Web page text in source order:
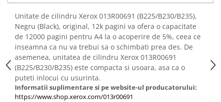
Unitate de cilindru Xerox 013R00691 (B225/B230/B235),
Negru (Black), original, 12k pagini va ofera o capacitate
de 12000 pagini pentru A4 la o acoperire de 5%, ceea ce
inseamna ca nu va trebui sa o schimbati prea des. De
asemenea, unitatea de cilindru Xerox 013R00691
(B225/B230/B235) este compacta si usoara, asa ca o
puteti inlocui cu usurinta.
Informatii suplimentare si pe website-ul producatorului:
https://www.shop.xerox.com/013r00691